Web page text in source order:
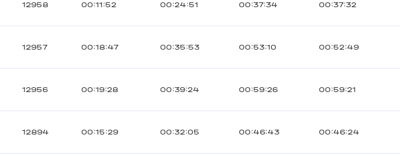
12958 00:11:52 00:24:51 00:37:34 00:37:32
12957 00:18:47 00:35:53 00:53:10 00:52:49
12956 00:19:28 00:39:24 00:59:26 00:59:21
12894 00:15:29 00:32:05 00:46:43 00:46:24